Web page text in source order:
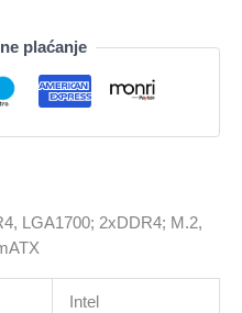
plaćanje
LGA1700; 2xDDR4; M.2,
Intel